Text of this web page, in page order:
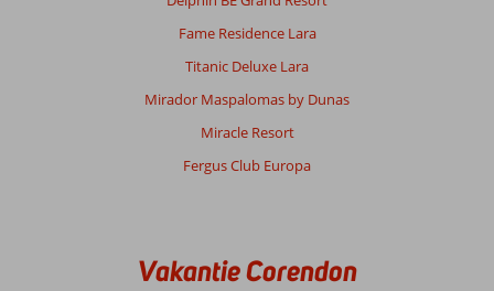
Fame Residence Lara
Titanic Deluxe Lara
Mirador Maspalomas by Dunas
Miracle Resort
Fergus Club Europa
Vakantie Corendon